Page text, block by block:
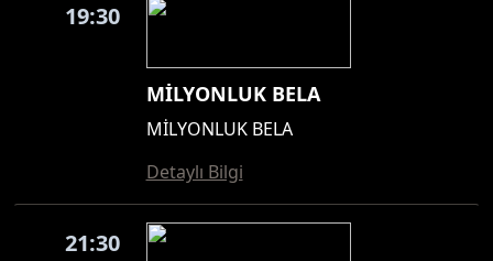
19:30
MİLYONLUK BELA
MİLYONLUK BELA
Detaylı Bilgi
21:30